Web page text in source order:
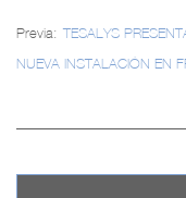
de
Previa: TESALYS
NUEVA INSTALACIÓN EN